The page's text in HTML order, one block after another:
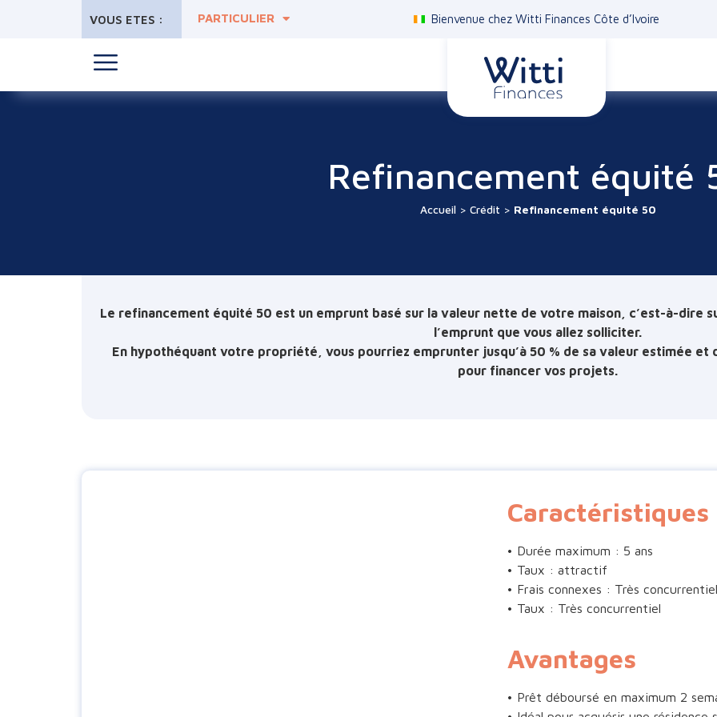
VOUS ETES : PARTICULIER Bienvenue chez Witti Finances Côte d’Ivoire
Refinancement équité
Accueil> Crédit > Refinancement équité 50
Le refinancement équité 50 est un emprunt basé sur la valeur nette de votre maison, c’est-à-dire
l’emprunt que vous allez solliciter.
En hypothéquant votre propriété, vous pourriez emprunter jusqu’à 50 % de sa valeur estimée et
pour financer vos projets.
Caractéristiques
• Durée maximum : 5 ans
• Taux : attractif
• Frais connexes : Très concurrentiel
• Taux : Très concurrentiel
Avantages
• Prêt déboursé en maximum 2